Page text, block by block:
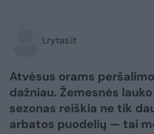
Lrytas.lt
Atvėsus orams
dažniau. Žemesnės
sezonas reiškia ne tik
arbatos puodelių — tai